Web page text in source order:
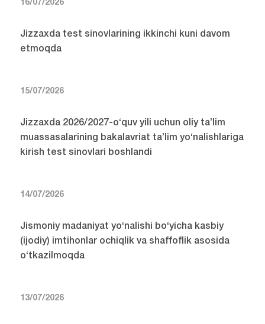
16/07/2026
Jizzaxda test sinovlarining ikkinchi kuni davom
etmoqda
15/07/2026
Jizzaxda 2026/2027-o‘quv yili uchun oliy ta’lim
muassasalarining bakalavriat ta’lim yo‘nalishlariga
kirish test sinovlari boshlandi
14/07/2026
Jismoniy madaniyat yo‘nalishi bo‘yicha kasbiy
(ijodiy) imtihonlar ochiqlik va shaffoflik asosida
o‘tkazilmoqda
13/07/2026